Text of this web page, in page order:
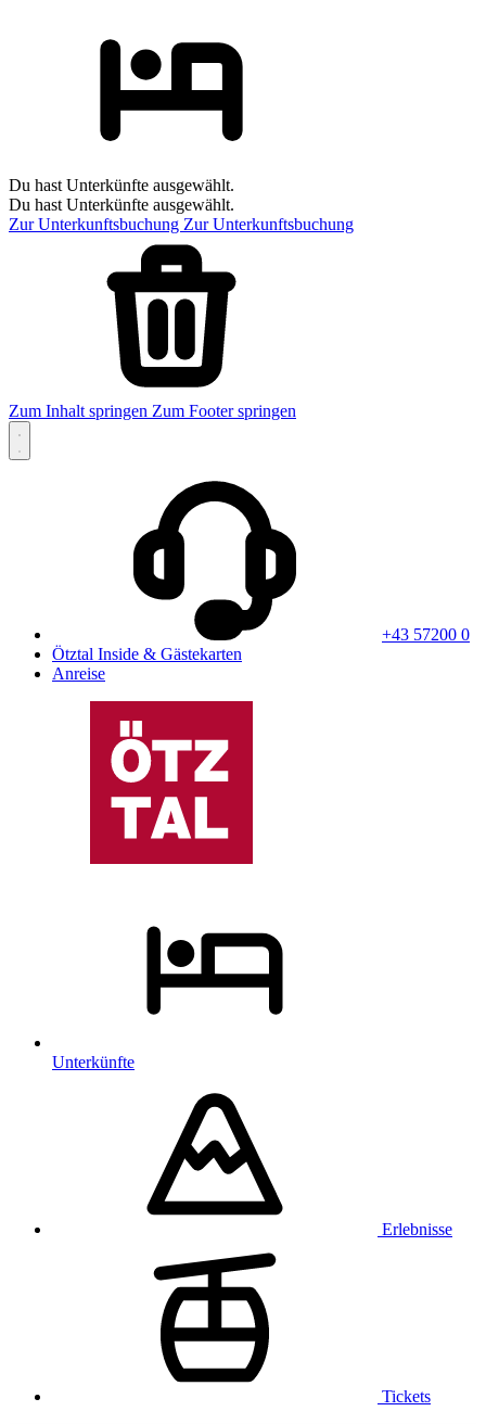
Du hast Unterkünfte ausgewählt.
Du hast Unterkünfte ausgewählt.
Zur Unterkunftsbuchung Zur Unterkunftsbuchung
Zum Inhalt springen Zum Footer springen
+43 57200 0
Ötztal Inside & Gästekarten
Anreise
Unterkünfte
Erlebnisse
Tickets